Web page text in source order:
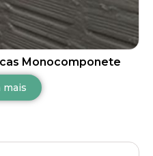
Monocomponete
mais